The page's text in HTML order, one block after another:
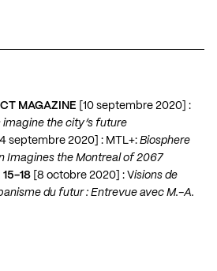
MAGAZINE [10 septembre 2020] :
the city’s future
septembre 2020] : MTL+: Biosphere
Imagines the Montreal of 2067
15-18 [8 octobre 2020] : Visions de
du futur : Entrevue avec M.-A.